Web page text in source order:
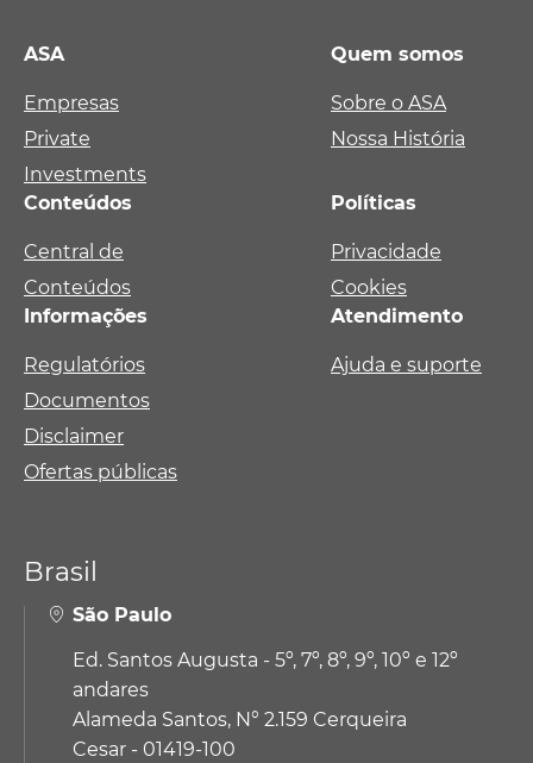
ASA
Empresas
Private
Investments
Quem somos
Sobre o ASA
Nossa História
Conteúdos
Central de
Conteúdos
Políticas
Privacidade
Cookies
Informações
Regulatórios
Documentos
Disclaimer
Ofertas públicas
Atendimento
Ajuda e suporte
Brasil
São Paulo
Ed. Santos Augusta - 5º, 7º, 8º, 9º, 10º e 12º
andares
Alameda Santos, N° 2.159 Cerqueira
Cesar - 01419-100